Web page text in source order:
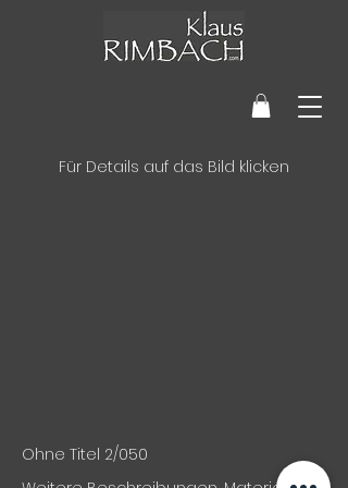
Für Details auf das Bild klicken
Ohne Titel 2/050